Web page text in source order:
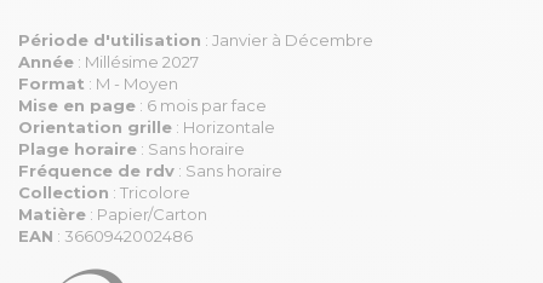
Période d'utilisation : Janvier à Décembre
Année : Millésime 2027
Format : M - Moyen
Mise en page : 6 mois par face
Orientation grille : Horizontale
Plage horaire : Sans horaire
Fréquence de rdv : Sans horaire
Collection : Tricolore
Matière : Papier/Carton
EAN : 3660942002486